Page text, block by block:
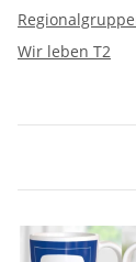
Wir leben T2